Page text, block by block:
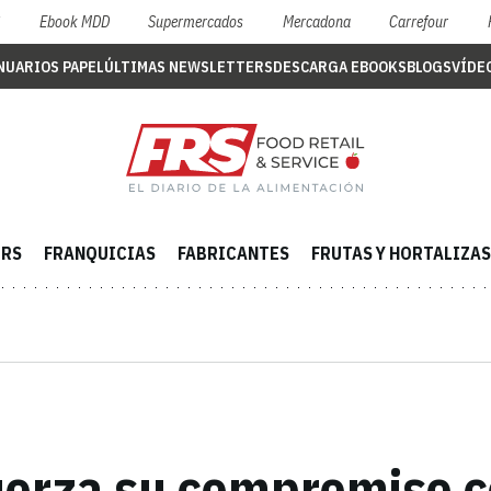
Ebook MDD Supermercados Mercadona Carrefour
PAPELÚLTIMAS NEWSLETTERSDESCARGA EBOOKSBLOGS
FRANQUICIAS FABRICANTES FRUTAS Y HORTALIZAS